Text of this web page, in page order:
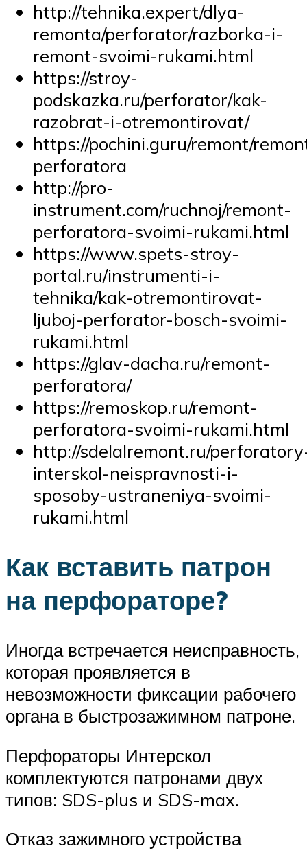
http://tehnika.expert/dlya-
remonta/perforator/razborka-i-
remont-svoimi-rukami.html
https://stroy-
podskazka.ru/perforator/kak-
razobrat-i-otremontirovat/
https://pochini.guru/remont/
perforatora
http://pro-
instrument.com/ruchnoj/remont-
perforatora-svoimi-rukami.html
https://www.spets-stroy-
portal.ru/instrumenti-i-
tehnika/kak-otremontirovat-
ljuboj-perforator-bosch-svoimi-
rukami.html
https://glav-dacha.ru/remont-
perforatora/
https://remoskop.ru/remont-
perforatora-svoimi-rukami.html
http://sdelalremont.ru/
interskol-neispravnosti-i-
sposoby-ustraneniya-svoimi-
rukami.html
Как вставить патрон
на перфораторе?
Иногда встречается неисправность,
которая проявляется в
невозможности фиксации рабочего
органа в быстрозажимном патроне.
Перфораторы Интерскол
комплектуются патронами двух
типов: SDS-plus и SDS-max.
Отказ зажимного устройства